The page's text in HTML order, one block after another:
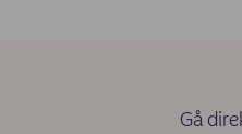
Gå